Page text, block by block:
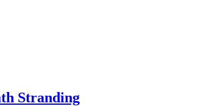
Stranding